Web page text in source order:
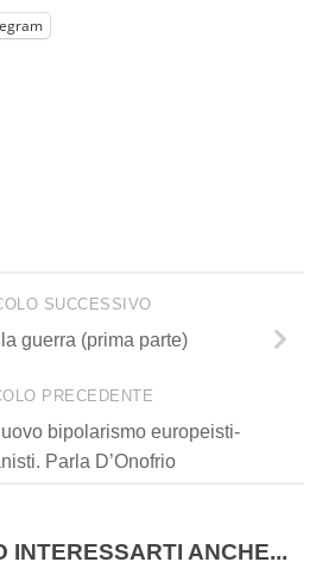
SUCCESSIVO
la guerra (prima parte)
PRECEDENTE
bipolarismo europeisti-
Parla D’Onofrio
INTERESSARTI ANCHE...